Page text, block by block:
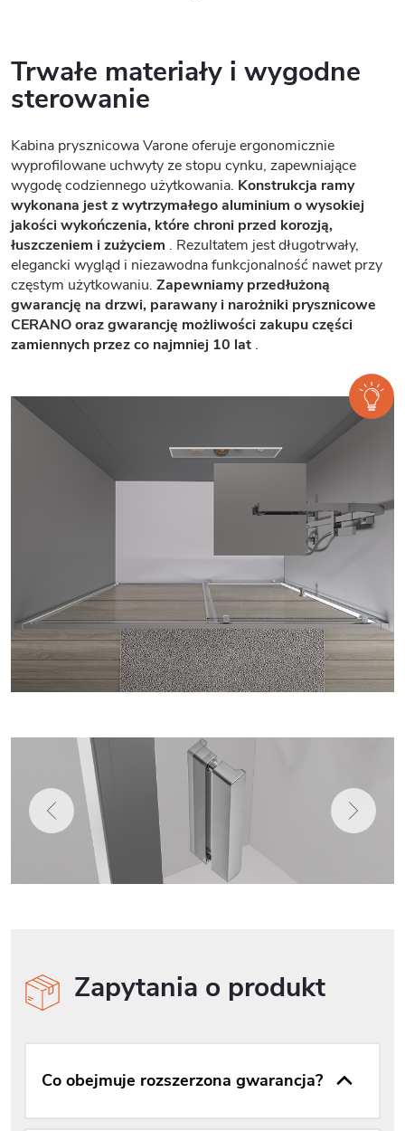
Trwałe materiały i wygodne
sterowanie
Kabina prysznicowa Varone oferuje ergonomicznie
wyprofilowane uchwyty ze stopu cynku, zapewniające
wygodę codziennego użytkowania. Konstrukcja ramy
wykonana jest z wytrzymałego aluminium o wysokiej
jakości wykończenia, które chroni przed korozją,
łuszczeniem i zużyciem . Rezultatem jest długotrwały,
elegancki wygląd i niezawodna funkcjonalność nawet przy
częstym użytkowaniu. Zapewniamy przedłużoną
gwarancję na drzwi, parawany i narożniki prysznicowe
CERANO oraz gwarancję możliwości zakupu części
zamiennych przez co najmniej 10 lat .
Zapytania o produkt
Co obejmuje rozszerzona gwarancja?